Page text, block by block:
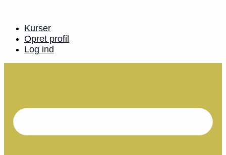
indholdKurser
Opret profil
Log ind